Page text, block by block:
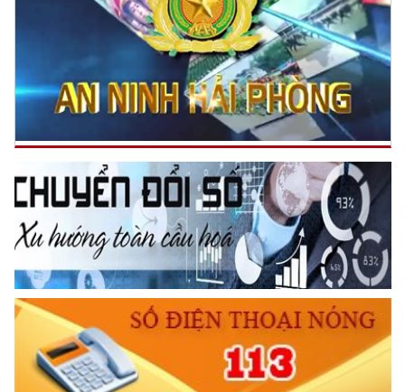
Phòng Tham mưu tổ chức thăm hỏi nhân dịp kỷ niệm 75 năm
ngày Thương binh Liệt sỹ.
(27/07/2022 18:14)